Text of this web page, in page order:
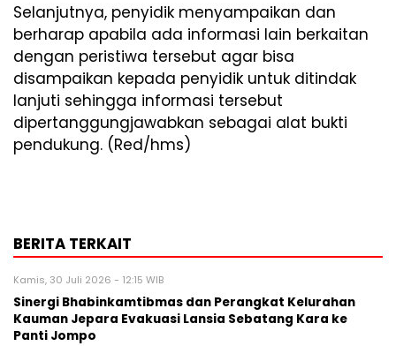
Selanjutnya, penyidik menyampaikan dan
berharap apabila ada informasi lain berkaitan
dengan peristiwa tersebut agar bisa
disampaikan kepada penyidik untuk ditindak
lanjuti sehingga informasi tersebut
dipertanggungjawabkan sebagai alat bukti
pendukung. (Red/hms)
BERITA TERKAIT
Kamis, 30 Juli 2026 - 12:15 WIB
Sinergi Bhabinkamtibmas dan Perangkat Kelurahan
Kauman Jepara Evakuasi Lansia Sebatang Kara ke
Panti Jompo